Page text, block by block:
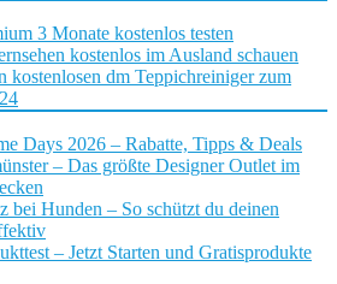
3 Monate kostenlos testen
kostenlos im Ausland schauen
kostenlosen dm Teppichreiniger zum
Days 2026 – Rabatte, Tipps & Deals
– Das größte Designer Outlet im
bei Hunden – So schützt du deinen
– Jetzt Starten und Gratisprodukte